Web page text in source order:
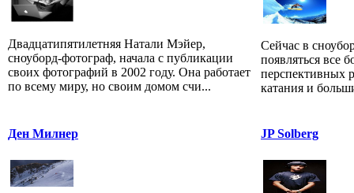
Двадцатипятилетняя Натали Мэйер,
сноуборд-фотограф, начала с публикации
своих фотографий в 2002 году. Она работает
по всему миру, но своим домом счи...
Сейчас в
появляться все
перспективных
катания и
Ден Милнер JP Solberg